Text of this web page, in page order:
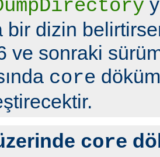
bir dizin
ve sonraki
core
core